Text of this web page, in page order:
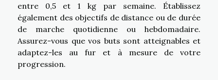
entre 0,5 et 1 kg par semaine. Établissez
également des objectifs de distance ou de durée
de marche quotidienne ou hebdomadaire.
Assurez-vous que vos buts sont atteignables et
adaptez-les au fur et à mesure de votre
progression.